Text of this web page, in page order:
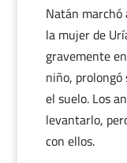
Natán marchó
la mujer de
gravemente
niño, prolongó
el suelo. Los
levantarlo,
con ellos.